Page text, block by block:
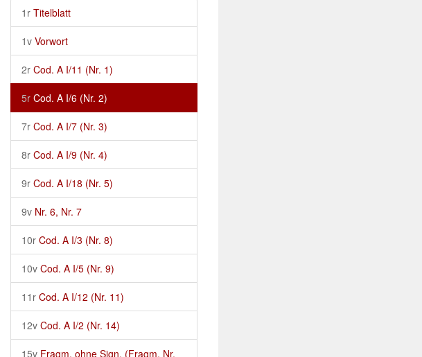
1r Titelblatt
1v Vorwort
2r Cod. A I/11 (Nr. 1)
5r Cod. A I/6 (Nr. 2)
7r Cod. A I/7 (Nr. 3)
8r Cod. A I/9 (Nr. 4)
9r Cod. A I/18 (Nr. 5)
9v Nr. 6, Nr. 7
10r Cod. A I/3 (Nr. 8)
10v Cod. A I/5 (Nr. 9)
11r Cod. A I/12 (Nr. 11)
12v Cod. A I/2 (Nr. 14)
15v Fragm. ohne Sign. (Fragm. Nr.